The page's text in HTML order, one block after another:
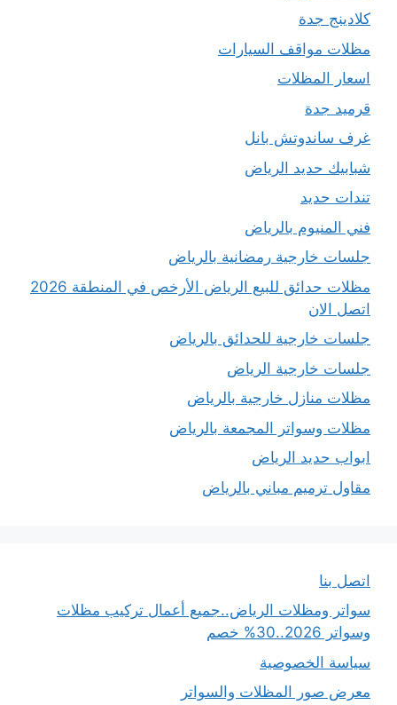
كلادينج جدة
مظلات مواقف السيارات
اسعار المظلات
قرميد جدة
غرف ساندوتش بانل
شبابيك حديد الرياض
تندات حديد
فني المنيوم بالرياض
جلسات خارجية رمضانية بالرياض
مظلات حدائق للبيع الرياض الأرخص في المنطقة 2026
اتصل الان
جلسات خارجية للحدائق بالرياض
جلسات خارجية الرياض
مظلات منازل خارجية بالرياض
مظلات وسواتر المجمعة بالرياض
ابواب حديد الرياض
مقاول ترميم مباني بالرياض
اتصل بنا
سواتر ومظلات الرياض..جميع أعمال تركيب مظلات
وسواتر 2026..30% خصم
سياسة الخصوصية
معرض صور المظلات والسواتر